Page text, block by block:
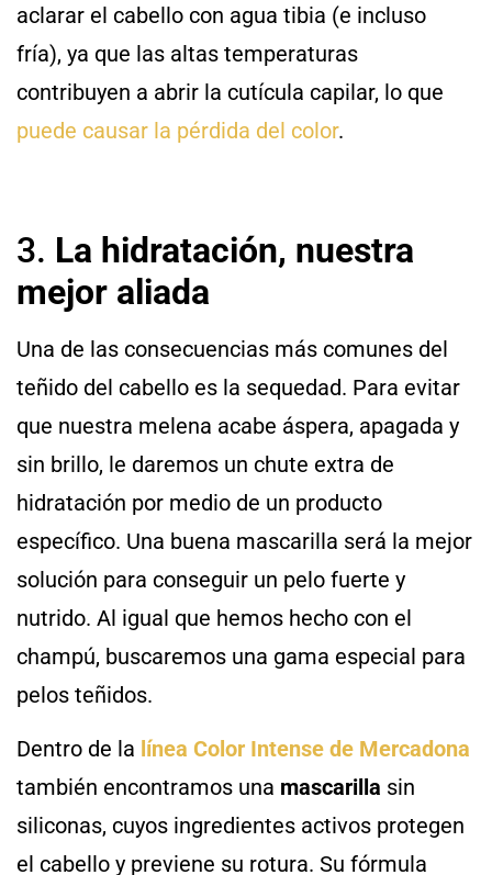
aclarar el cabello con agua tibia (e incluso
fría), ya que las altas temperaturas
contribuyen a abrir la cutícula capilar, lo que
puede causar la pérdida del color.
3. La hidratación, nuestra
mejor aliada
Una de las consecuencias más comunes del
teñido del cabello es la sequedad. Para evitar
que nuestra melena acabe áspera, apagada y
sin brillo, le daremos un chute extra de
hidratación por medio de un producto
específico. Una buena mascarilla será la mejor
solución para conseguir un pelo fuerte y
nutrido. Al igual que hemos hecho con el
champú, buscaremos una gama especial para
pelos teñidos.
Dentro de la línea Color Intense de Mercadona
también encontramos una mascarilla sin
siliconas, cuyos ingredientes activos protegen
el cabello y previene su rotura. Su fórmula